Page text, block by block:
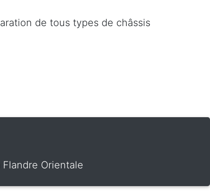
de tous types de châssis
Orientale